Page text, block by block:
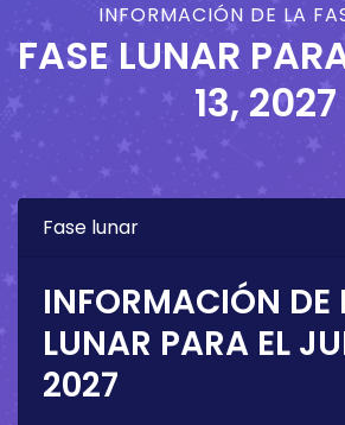
INFORMACIÓN DE LA
FASE LUNAR
13, 2027
Fase lunar
INFORMACIÓN DE
LUNAR PARA EL
2027